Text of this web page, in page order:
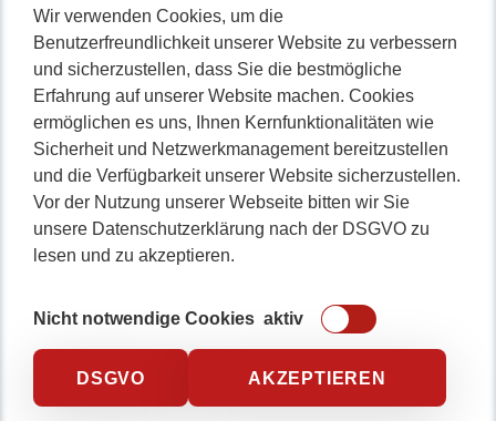
Wir verwenden Cookies, um die
Benutzerfreundlichkeit unserer Website zu verbessern
und sicherzustellen, dass Sie die bestmögliche
Erfahrung auf unserer Website machen. Cookies
ermöglichen es uns, Ihnen Kernfunktionalitäten wie
Sicherheit und Netzwerkmanagement bereitzustellen
und die Verfügbarkeit unserer Website sicherzustellen.
Vor der Nutzung unserer Webseite bitten wir Sie
unsere Datenschutzerklärung nach der DSGVO zu
lesen und zu akzeptieren.
Nicht notwendige Cookies aktiv
DSGVO AKZEPTIEREN
Nicht lange schnacken
gleich durchstarten!
0234 / 904 8115